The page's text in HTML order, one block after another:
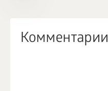
Комментарии